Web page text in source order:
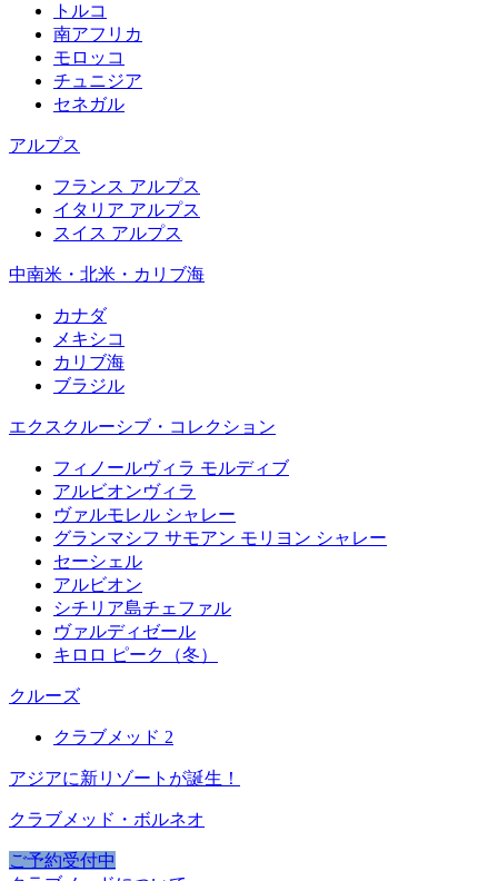
トルコ
南アフリカ
モロッコ
チュニジア
セネガル
アルプス
フランス アルプス
イタリア アルプス
スイス アルプス
中南米・北米・カリブ海
カナダ
メキシコ
カリブ海
ブラジル
エクスクルーシブ・コレクション
フィノールヴィラ モルディブ
アルビオンヴィラ
ヴァルモレル シャレー
グランマシフ サモアン モリヨン シャレー
セーシェル
アルビオン
シチリア島チェファル
ヴァルディゼール
キロロ ピーク（冬）
クルーズ
クラブメッド 2
アジアに新リゾートが誕生！
クラブメッド・ボルネオ
ご予約受付中